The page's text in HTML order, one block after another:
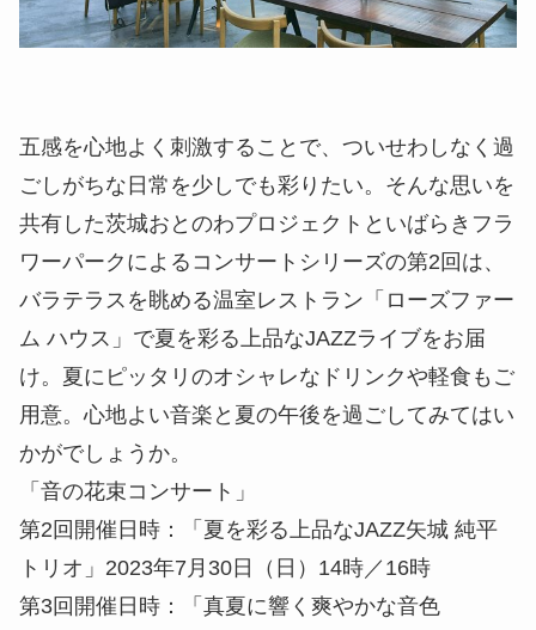
五感を心地よく刺激することで、ついせわしなく過
ごしがちな日常を少しでも彩りたい。そんな思いを
共有した茨城おとのわプロジェクトといばらきフラ
ワーパークによるコンサートシリーズの第2回は、
バラテラスを眺める温室レストラン「ローズファー
ム ハウス」で夏を彩る上品なJAZZライブをお届
け。夏にピッタリのオシャレなドリンクや軽食もご
用意。心地よい音楽と夏の午後を過ごしてみてはい
かがでしょうか。
「音の花束コンサート」
第2回開催日時：「夏を彩る上品なJAZZ矢城 純平
トリオ」2023年7月30日（日）14時／16時
第3回開催日時：「真夏に響く爽やかな音色